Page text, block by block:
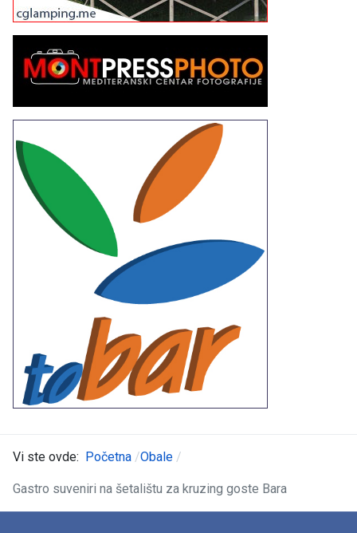
Vi ste ovde: Početna Obale
Gastro suveniri na šetalištu za kruzing goste Bara